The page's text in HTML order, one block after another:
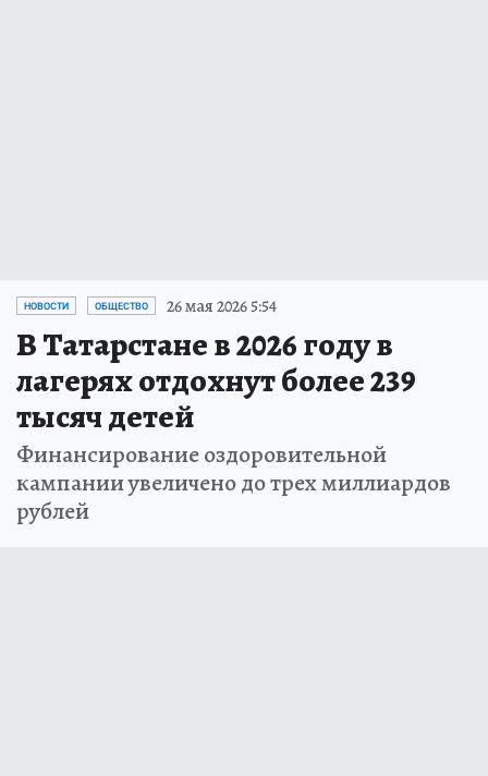
НОВОСТИ ОБЩЕСТВО 26 мая 2026 5:54
В Татарстане в 2026 году в
лагерях отдохнут более 239
тысяч детей
Финансирование оздоровительной
кампании увеличено до трех миллиардов
рублей